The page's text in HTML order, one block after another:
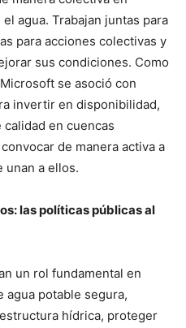
agua. Trabajan juntas para
para acciones colectivas y
sus condiciones. Como
se asoció con
invertir en disponibilidad,
en cuencas
de manera activa a
unan a ellos.
las políticas públicas al
un rol fundamental en
agua potable segura,
hídrica, proteger